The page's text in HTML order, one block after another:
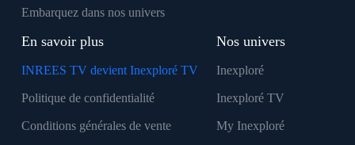
Embarquez dans nos univers
En savoir plus
INREES TV devient Inexploré TV
Politique de confidentialité
Conditions générales de vente
Nos univers
Inexploré
Inexploré TV
My Inexploré